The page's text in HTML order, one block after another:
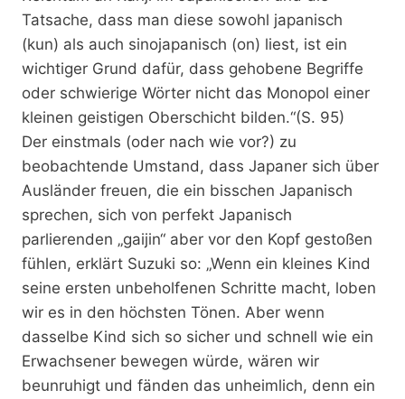
Tatsache, dass man diese sowohl japanisch
(kun) als auch sinojapanisch (on) liest, ist ein
wichtiger Grund dafür, dass gehobene Begriffe
oder schwierige Wörter nicht das Monopol einer
kleinen geistigen Oberschicht bilden.“(S. 95)
Der einstmals (oder nach wie vor?) zu
beobachtende Umstand, dass Japaner sich über
Ausländer freuen, die ein bisschen Japanisch
sprechen, sich von perfekt Japanisch
parlierenden „gaijin“ aber vor den Kopf gestoßen
fühlen, erklärt Suzuki so: „Wenn ein kleines Kind
seine ersten unbeholfenen Schritte macht, loben
wir es in den höchsten Tönen. Aber wenn
dasselbe Kind sich so sicher und schnell wie ein
Erwachsener bewegen würde, wären wir
beunruhigt und fänden das unheimlich, denn ein